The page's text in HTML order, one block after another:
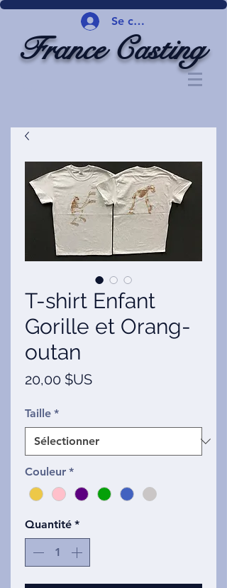
Se connecter
France Casting
T-shirt Enfant
Gorille et Orang-
outan
20,00 $USPrix
Taille *
Couleur *
Quantité *